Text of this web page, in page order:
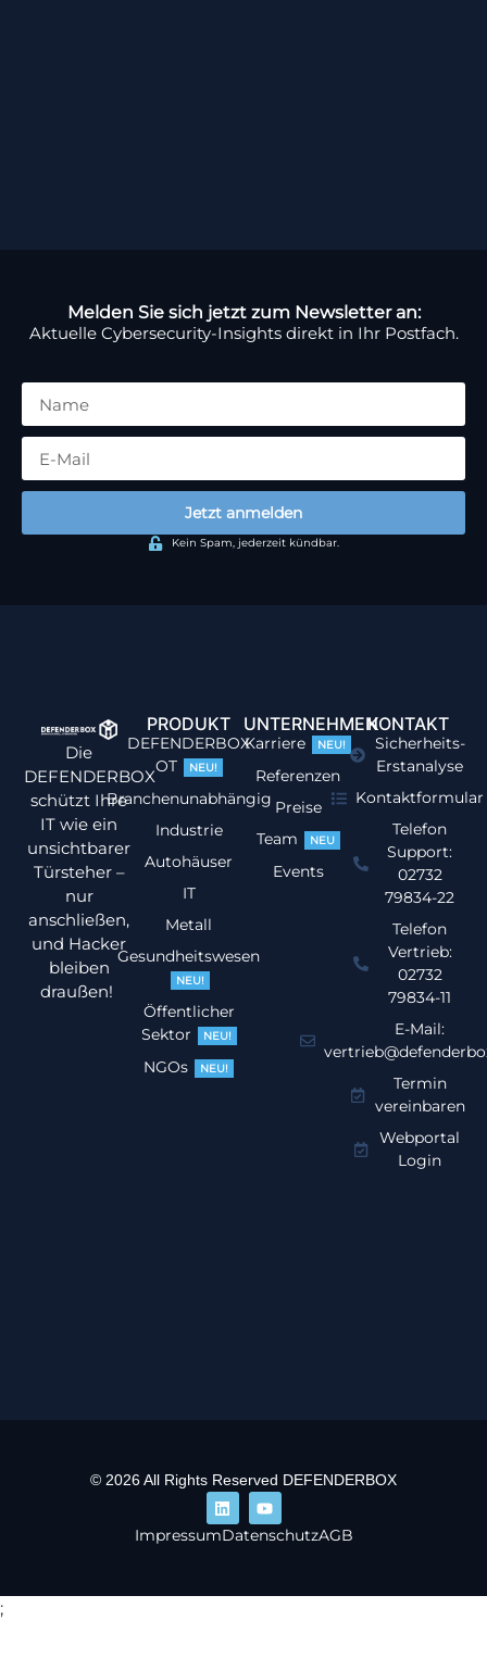
Melden Sie sich jetzt zum Newsletter an:
Aktuelle Cybersecurity-Insights direkt in Ihr Postfach.
Jetzt anmelden
Kein Spam, jederzeit kündbar.
Die
DEFENDERBOX
schützt Ihre
IT wie ein
unsichtbarer
Türsteher –
nur
anschließen,
und Hacker
bleiben
draußen!
PRODUKT
DEFENDERBOX
OT
NEU!
Branchenunabhängig
Industrie
Autohäuser
IT
Metall
Gesundheitswesen
NEU!
Öffentlicher
Sektor
NEU!
NGOs NEU!
UNTERNEHMEN
Karriere NEU!
Referenzen
Preise
Team
NEU
Events
KONTAKT
Sicherheits-
Erstanalyse
Kontaktformular
Telefon
Support:
02732
79834-22
Telefon
Vertrieb:
02732
79834-11
E-Mail:
Termin
vereinbaren
Webportal
Login
© 2026 All Rights Reserved DEFENDERBOX
ImpressumDatenschutzAGB
;